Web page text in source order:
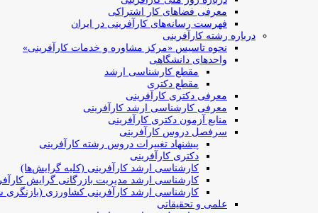
معرفی فضاهای کار اشتراکی
فهرست رسانه‌های کارآفرینی در ایران
درباره رشته کارآفرینی
نحوه تاسیس «مرکز مشاوره و خدمات کارآفرینی»
واحدهای دانشگاهی
مقطع کارشناسی ارشد
مقطع دکتری
معرفی دکتری کارآفرینی
معرفی کارشناسی ارشد کارآفرینی
منابع آزمون دکتری کارآفرینی
سرفصل دروس کارآفرینی
پیشنهاد تغییرات دروس رشته کارآفرینی
دکتری کارآفرینی
کارشناسی ارشد کارآفرینی (کلیه گرایش‌ها)
کارشناسی ارشد مدیریت بازرگانی گرایش
کارشناسی ارشد کارآفرینی کشاورزی (بازنگری
علمی و تحقیقاتی